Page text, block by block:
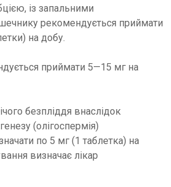
із запальними
рекомендується приймати
на добу.
приймати 5—15 мг на
безпліддя внаслідок
(олігоспермія)
по 5 мг (1 таблетка) на
визначає лікар